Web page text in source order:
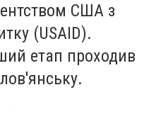
США з
(USAID).
етап проходив